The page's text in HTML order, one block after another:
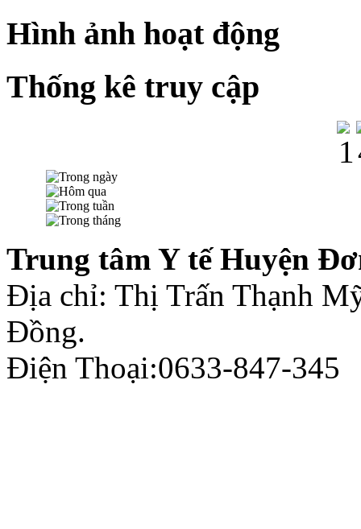
Hình ảnh hoạt động
Thống kê truy cập
Trung tâm Y tế Huyện
Địa chỉ: Thị Trấn Thạnh
Đồng.
Điện Thoại:0633-847-345